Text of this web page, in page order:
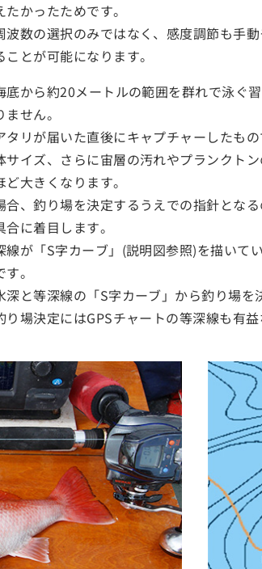
かったためです。
数の選択のみではなく、感度調節も手
とが可能になります。
から約20メートルの範囲を群れで泳ぐ
せん。
リが届いた直後にキャプチャーしたも
イズ、さらに宙層の汚れやプランクト
大きくなります。
、釣り場を決定するうえでの指針とな
に着目します。
が「S字カーブ」(説明図参照)を描いて
。
と等深線の「S字カーブ」から釣り場を
場決定にはGPSチャートの等深線も有